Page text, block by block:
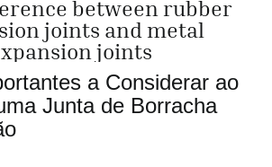
a Considerar ao
Junta de Borracha